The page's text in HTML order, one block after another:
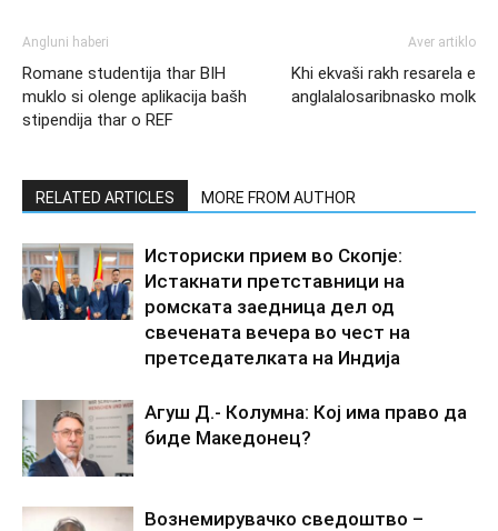
Angluni haberi
Romane studentija thar BIH
muklo si olenge aplikacija bašh
stipendija thar o REF
Aver artiklo
Khi ekvaši rakh resarela e
anglalalosaribnasko molk
RELATED ARTICLES MORE FROM AUTHOR
Историски прием во Скопје:
Истакнати претставници на
ромската заедница дел од
свечената вечера во чест на
претседателката на Индија
Агуш Д.- Колумна: Кој има право да
биде Македонец?
Вознемирувачко сведоштво –